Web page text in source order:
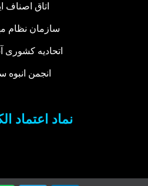
اتاق اصناف
سازمان نظام
اتحادیه کشوری
انجمن انبوه
نماد اعتماد